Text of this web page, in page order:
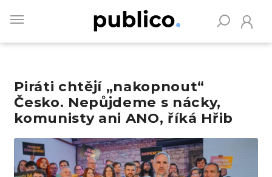
main
Piráti chtějí „nakopnout“
Česko. Nepůjdeme s nácky,
komunisty ani ANO, říká Hřib
Obrázek
Vyhledávejte na Publiku